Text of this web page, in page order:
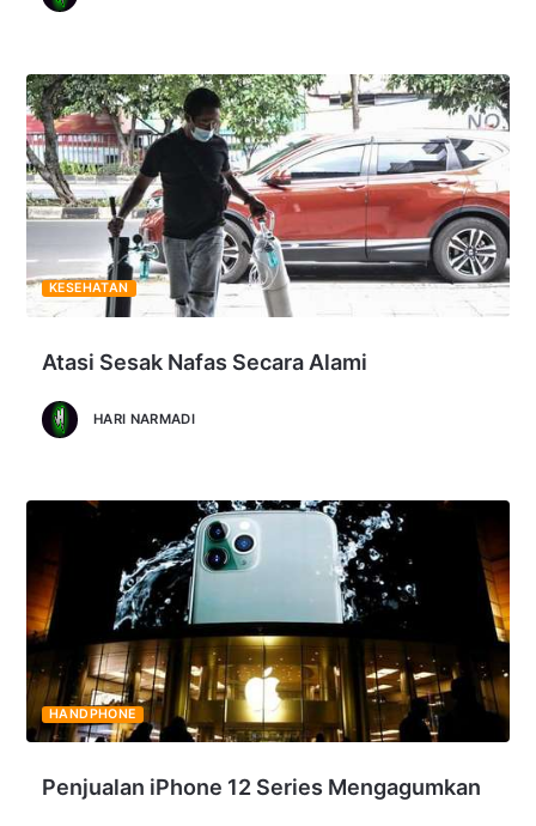
Atasi Sesak Nafas Secara Alami
HARI NARMADI
KESEHATAN
Penjualan iPhone 12 Series Mengagumkan
HANDPHONE